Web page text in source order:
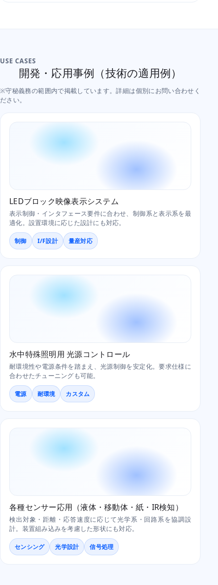
USE CASES
開発・応用事例（技術の適用例）
※守秘義務の範囲内で掲載しています。詳細は個別にお問い合わせく
ださい。
LEDブロック映像表示システム
表示制御・インタフェース要件に合わせ、制御系と表示系を最
適化。設置環境に応じた設計にも対応。
制御 I/F設計 量産対応
水中特殊照明用 光源コントロール
耐環境性や電源条件を踏まえ、光源制御を安定化。要求仕様に
合わせたチューニングも可能。
電源 耐環境 カスタム
各種センサー応用（液体・移動体・紙・IR検知）
検出対象・距離・応答速度に応じて光学系・回路系を協調設
計。装置組み込みを考慮した形状にも対応。
センシング 光学設計 信号処理